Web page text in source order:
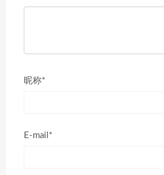
昵称*
E-mail*